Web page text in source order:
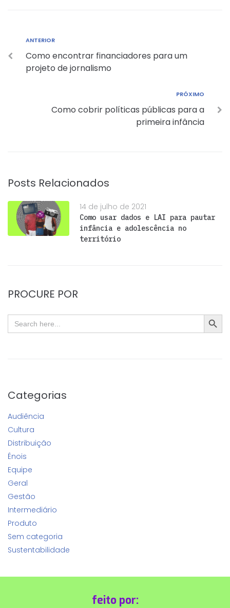
ANTERIOR
Como encontrar financiadores para um
projeto de jornalismo
PRÓXIMO
Como cobrir políticas públicas para a
primeira infância
Posts Relacionados
14 de julho de 2021
Como usar dados e LAI para pautar
infância e adolescência no
território
PROCURE POR
Search
for:
Categorias
Audiência
Cultura
Distribuição
Énois
Equipe
Geral
Gestão
Intermediário
Produto
Sem categoria
Sustentabilidade
feito por: